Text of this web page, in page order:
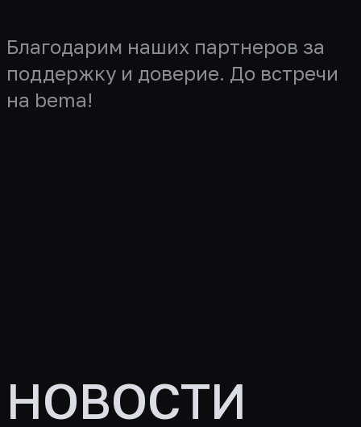
Благодарим наших партнеров за
поддержку и доверие. До встречи
на bema!
НОВОСТИ